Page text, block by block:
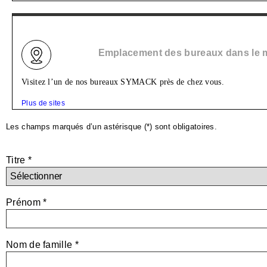
Emplacement des bureaux dans le
Visitez l’un de nos bureaux SYMACK près de chez vous.
Plus de sites
Les champs marqués d’un astérisque (*) sont obligatoires.
Titre *
Prénom *
Nom de famille *